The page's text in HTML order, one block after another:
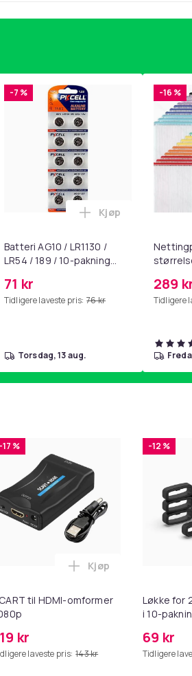
SoundLink Black i
6-rørs fotpedal
-7 %
Batteri AG10 / LR1130 /
LR54 / 189 / 10-pakning
71 kr
Tidligere laveste pris: 76 kr
Legg Batteri AG10
Kjøp
torsdag, 13 aug.
-16 %
289
Tidligere
- QC35/QC25/QC15/AE2 - Grå
til SD/TF Kortleser - 2-i-1
-17 %
til HDMI-omformer
kr
laveste pris: 143 kr
Legg SCART til
Kjøp
-12 %
Løkke for
i 10-
69 kr
Tidligere